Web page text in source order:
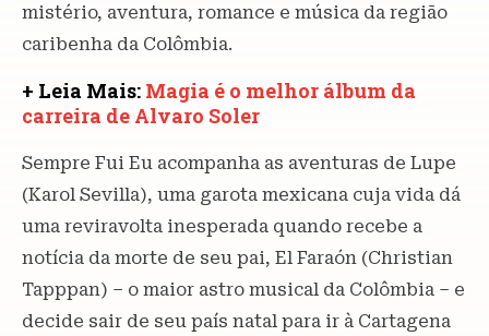
mistério, aventura, romance e música da região
caribenha da Colômbia.
+ Leia Mais: Magia é o melhor álbum da
carreira de Alvaro Soler
Sempre Fui Eu acompanha as aventuras de Lupe
(Karol Sevilla), uma garota mexicana cuja vida dá
uma reviravolta inesperada quando recebe a
notícia da morte de seu pai, El Faraón (Christian
Tapppan) – o maior astro musical da Colômbia – e
decide sair de seu país natal para ir à Cartagena